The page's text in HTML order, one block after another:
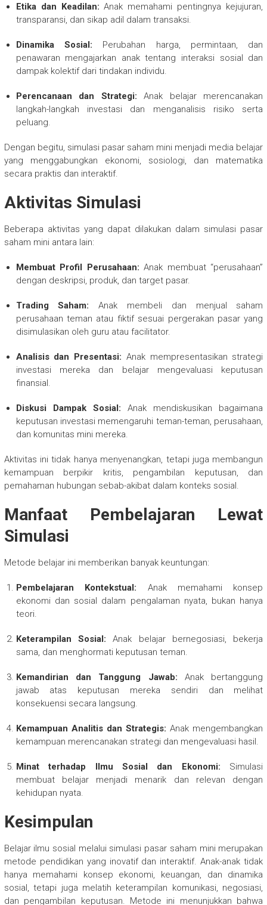
Etika dan Keadilan: Anak memahami pentingnya kejujuran,
transparansi, dan sikap adil dalam transaksi.
Dinamika Sosial: Perubahan harga, permintaan, dan
penawaran mengajarkan anak tentang interaksi sosial dan
dampak kolektif dari tindakan individu.
Perencanaan dan Strategi: Anak belajar merencanakan
langkah-langkah investasi dan menganalisis risiko serta
peluang.
Dengan begitu, simulasi pasar saham mini menjadi media belajar
yang menggabungkan ekonomi, sosiologi, dan matematika
secara praktis dan interaktif.
Aktivitas Simulasi
Beberapa aktivitas yang dapat dilakukan dalam simulasi pasar
saham mini antara lain:
Membuat Profil Perusahaan: Anak membuat “perusahaan”
dengan deskripsi, produk, dan target pasar.
Trading Saham: Anak membeli dan menjual saham
perusahaan teman atau fiktif sesuai pergerakan pasar yang
disimulasikan oleh guru atau facilitator.
Analisis dan Presentasi: Anak mempresentasikan strategi
investasi mereka dan belajar mengevaluasi keputusan
finansial.
Diskusi Dampak Sosial: Anak mendiskusikan bagaimana
keputusan investasi memengaruhi teman-teman, perusahaan,
dan komunitas mini mereka.
Aktivitas ini tidak hanya menyenangkan, tetapi juga membangun
kemampuan berpikir kritis, pengambilan keputusan, dan
pemahaman hubungan sebab-akibat dalam konteks sosial.
Manfaat Pembelajaran Lewat
Simulasi
Metode belajar ini memberikan banyak keuntungan:
Pembelajaran Kontekstual: Anak memahami konsep
ekonomi dan sosial dalam pengalaman nyata, bukan hanya
teori.
Keterampilan Sosial: Anak belajar bernegosiasi, bekerja
sama, dan menghormati keputusan teman.
Kemandirian dan Tanggung Jawab: Anak bertanggung
jawab atas keputusan mereka sendiri dan melihat
konsekuensi secara langsung.
Kemampuan Analitis dan Strategis: Anak mengembangkan
kemampuan merencanakan strategi dan mengevaluasi hasil.
Minat terhadap Ilmu Sosial dan Ekonomi: Simulasi
membuat belajar menjadi menarik dan relevan dengan
kehidupan nyata.
Kesimpulan
Belajar ilmu sosial melalui simulasi pasar saham mini merupakan
metode pendidikan yang inovatif dan interaktif. Anak-anak tidak
hanya memahami konsep ekonomi, keuangan, dan dinamika
sosial, tetapi juga melatih keterampilan komunikasi, negosiasi,
dan pengambilan keputusan. Metode ini menunjukkan bahwa